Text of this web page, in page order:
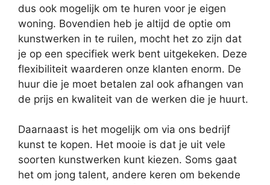
dus ook mogelijk om te huren voor je eigen
woning. Bovendien heb je altijd de optie om
kunstwerken in te ruilen, mocht het zo zijn dat
je op een specifiek werk bent uitgekeken. Deze
flexibiliteit waarderen onze klanten enorm. De
huur die je moet betalen zal ook afhangen van
de prijs en kwaliteit van de werken die je huurt.
Daarnaast is het mogelijk om via ons bedrijf
kunst te kopen. Het mooie is dat je uit vele
soorten kunstwerken kunt kiezen. Soms gaat
het om jong talent, andere keren om bekende